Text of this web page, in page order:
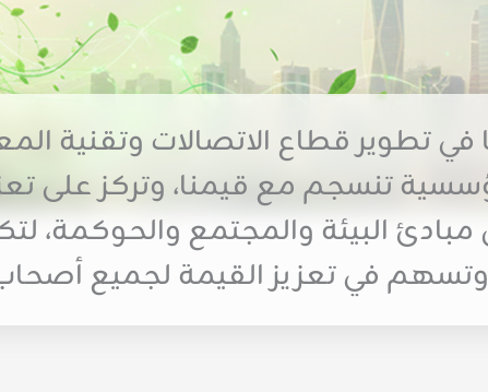
رؤية ٢٠٣٠، ودورنا في تطوير قطاع الاتصالات
تنسجم مع قيمنا، وتركز على
مبادئ البيئة والمجتمع والحوكمة،
في تعزيز القيمة لجميع